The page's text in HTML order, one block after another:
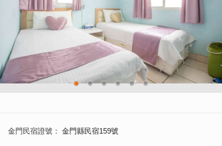
金門民宿證號 金門縣民宿159號